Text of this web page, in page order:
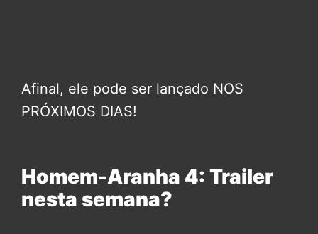
Afinal, ele pode ser lançado NOS
PRÓXIMOS DIAS!
Homem-Aranha 4: Trailer
nesta semana?